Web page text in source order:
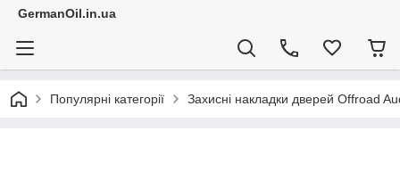
GermanOil.in.ua
Популярні категорії Захисні накладки дверей Offroad